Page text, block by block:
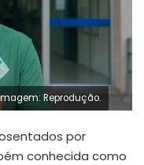
Reprodução.
por
conhecida como